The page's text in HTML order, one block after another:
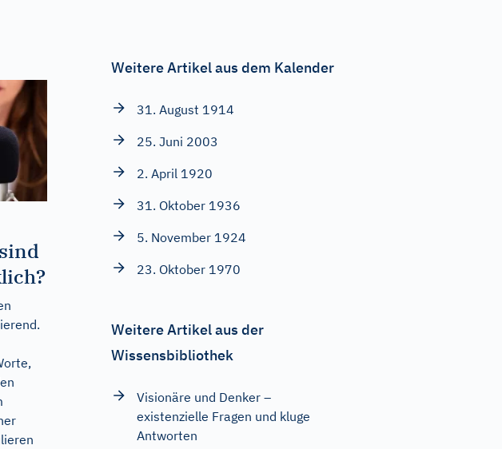
Weitere Artikel aus dem Kalender
31. August 1914
25. Juni 2003
2. April 1920
31. Oktober 1936
5. November 1924
23. Oktober 1970
Weitere Artikel aus der
Wissensbibliothek
Visionäre und Denker –
existenzielle Fragen und kluge
Antworten